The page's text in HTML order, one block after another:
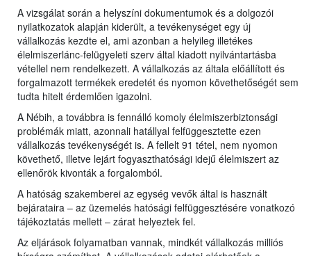
A vizsgálat során a helyszíni dokumentumok és a dolgozói
nyilatkozatok alapján kiderült, a tevékenységet egy új
vállalkozás kezdte el, ami azonban a helyileg illetékes
élelmiszerlánc-felügyeleti szerv által kiadott nyilvántartásba
vétellel nem rendelkezett. A vállalkozás az általa előállított és
forgalmazott termékek eredetét és nyomon követhetőségét sem
tudta hitelt érdemlően igazolni.
A Nébih, a továbbra is fennálló komoly élelmiszerbiztonsági
problémák miatt, azonnali hatállyal felfüggesztette ezen
vállalkozás tevékenységét is. A fellelt 91 tétel, nem nyomon
követhető, illetve lejárt fogyaszthatósági idejű élelmiszert az
ellenőrök kivonták a forgalomból.
A hatóság szakemberei az egység vevők által is használt
bejárataira – az üzemelés hatósági felfüggesztésére vonatkozó
tájékoztatás mellett – zárat helyeztek fel.
Az eljárások folyamatban vannak, mindkét vállalkozás milliós